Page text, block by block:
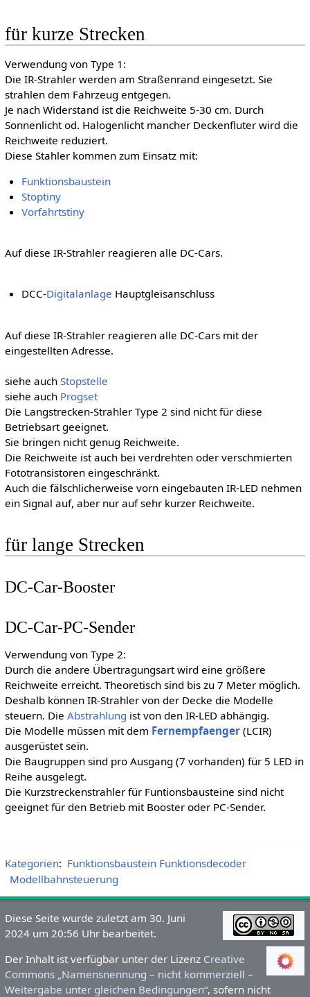
für kurze Strecken
Verwendung von Type 1:
Die IR-Strahler werden am Straßenrand eingesetzt. Sie
strahlen dem Fahrzeug entgegen.
Je nach Widerstand ist die Reichweite 5-30 cm. Durch
Sonnenlicht od. Halogenlicht mancher Deckenfluter wird die
Reichweite reduziert.
Diese Stahler kommen zum Einsatz mit:
Funktionsbaustein
Stoptiny
Vorfahrtstiny
Auf diese IR-Strahler reagieren alle DC-Cars.
DCC-Digitalanlage Hauptgleisanschluss
Auf diese IR-Strahler reagieren alle DC-Cars mit der
eingestellten Adresse.
siehe auch Stopstelle
siehe auch Progset
Die Langstrecken-Strahler Type 2 sind nicht für diese
Betriebsart geeignet.
Sie bringen nicht genug Reichweite.
Die Reichweite ist auch bei verdrehten oder verschmierten
Fototransistoren eingeschränkt.
Auch die fälschlicherweise vorn eingebauten IR-LED nehmen
ein Signal auf, aber nur auf sehr kurzer Reichweite.
für lange Strecken
DC-Car-Booster
DC-Car-PC-Sender
Verwendung von Type 2:
Durch die andere Übertragungsart wird eine größere
Reichweite erreicht. Theoretisch sind bis zu 7 Meter möglich.
Deshalb können IR-Strahler von der Decke die Modelle
steuern. Die Abstrahlung ist von den IR-LED abhängig.
Die Modelle müssen mit dem Fernempfaenger(LCIR)
ausgerüstet sein.
Die Baugruppen sind pro Ausgang (7 vorhanden) für 5 LED in
Reihe ausgelegt.
Die Kurzstreckenstrahler für Funtionsbausteine sind nicht
geeignet für den Betrieb mit Booster oder PC-Sender.
Kategorien: Funktionsbaustein Funktionsdecoder
Modellbahnsteuerung
Diese Seite wurde zuletzt am 30. Juni
2024 um 20:56 Uhr bearbeitet.
Der Inhalt ist verfügbar unter der Lizenz Creative
Commons „Namensnennung – nicht kommerziell –
Weitergabe unter gleichen Bedingungen“, sofern nicht